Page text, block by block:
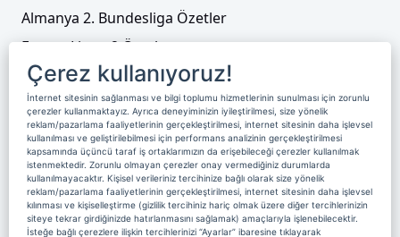
Almanya 2. Bundesliga Özetler
Fransa Ligue 2 Özetler
Tenis
Video Liste
Foto Galeriler
Üyelik Yayın Akışı Reklam
Site Sözleşmesi
Künye ve İletişim
Çerez Politikası
Çerez kullanıyoruz!
İnternet sitesinin sağlanması ve bilgi toplumu hizmetlerinin sunulması için zorunlu
çerezler kullanmaktayız. Ayrıca deneyiminizin iyileştirilmesi, size yönelik
reklam/pazarlama faaliyetlerinin gerçekleştirilmesi, internet sitesinin daha işlevsel
kullanılması ve geliştirilebilmesi için performans analizinin gerçekleştirilmesi
kapsamında üçüncü taraf iş ortaklarımızın da erişebileceği çerezler kullanılmak
istenmektedir. Zorunlu olmayan çerezler onay vermediğiniz durumlarda
kullanılmayacaktır. Kişisel verileriniz tercihinize bağlı olarak size yönelik
reklam/pazarlama faaliyetlerinin gerçekleştirilmesi, internet sitesinin daha işlevsel
kılınması ve kişiselleştirme (gizlilik tercihiniz hariç olmak üzere diğer tercihlerinizin
siteye tekrar girdiğinizde hatırlanmasını sağlamak) amaçlarıyla işlenebilecektir.
İsteğe bağlı çerezlere ilişkin tercihlerinizi “Ayarlar” ibaresine tıklayarak